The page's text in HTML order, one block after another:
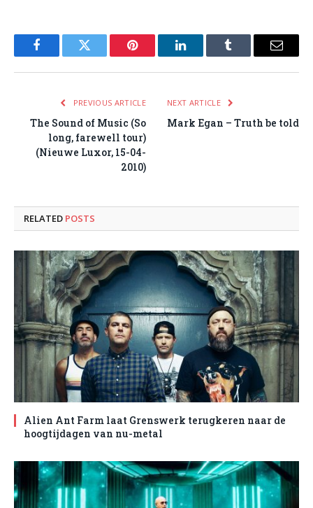
FacebookTwitter Pinterest LinkedInTumblr Email
PREVIOUS ARTICLE
The Sound of Music (So
long, farewell tour)
(Nieuwe Luxor, 15-04-
2010)
NEXT ARTICLE
Mark Egan – Truth be told
RELATED POSTS
Alien Ant Farm laat Grenswerk terugkeren naar de
hoogtijdagen van nu-metal